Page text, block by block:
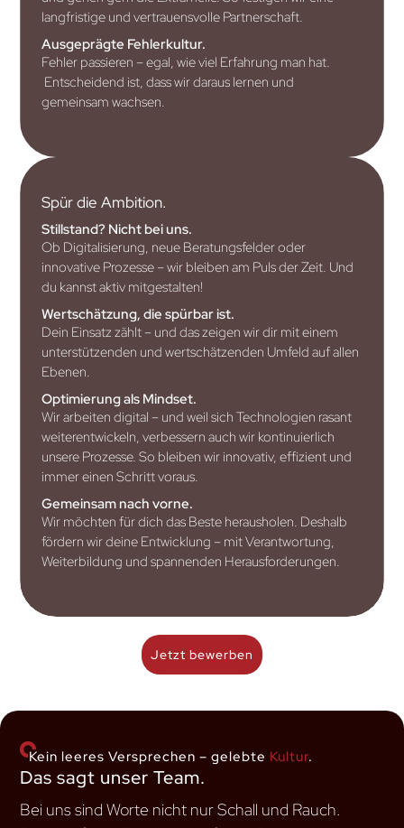
langfristige und vertrauensvolle Partnerschaft.
Ausgeprägte Fehlerkultur.
Fehler passieren – egal, wie viel Erfahrung man hat.
Entscheidend ist, dass wir daraus lernen und
gemeinsam wachsen.
Spür die Ambition.
Stillstand? Nicht bei uns.
Ob Digitalisierung, neue Beratungsfelder oder
innovative Prozesse – wir bleiben am Puls der Zeit. Und
du kannst aktiv mitgestalten!
Wertschätzung, die spürbar ist.
Dein Einsatz zählt – und das zeigen wir dir mit einem
unterstützenden und wertschätzenden Umfeld auf allen
Ebenen.
Optimierung als Mindset.
Wir arbeiten digital – und weil sich Technologien rasant
weiterentwickeln, verbessern auch wir kontinuierlich
unsere Prozesse. So bleiben wir innovativ, effizient und
immer einen Schritt voraus.
Gemeinsam nach vorne.
Wir möchten für dich das Beste herausholen. Deshalb
fördern wir deine Entwicklung – mit Verantwortung,
Weiterbildung und spannenden Herausforderungen.
Jetzt bewerben
Kein leeres Versprechen – gelebte Kultur.
Das sagt unser Team.
Bei uns sind Worte nicht nur Schall und Rauch.